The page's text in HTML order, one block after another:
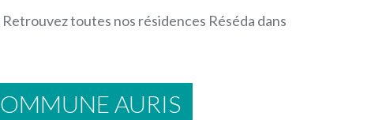
toutes nos résidences Réséda dans
AURIS